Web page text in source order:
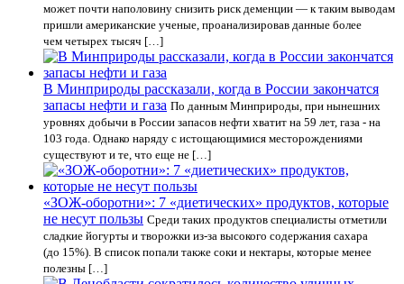
может почти наполовину снизить риск деменции — к таким выводам
пришли американские ученые, проанализировав данные более
чем четырех тысяч […]
В Минприроды рассказали, когда в России закончатся
запасы нефти и газа По данным Минприроды, при нынешних
уровнях добычи в России запасов нефти хватит на 59 лет, газа - на
103 года. Однако наряду с истощающимися месторождениями
существуют и те, что еще не […]
«ЗОЖ-оборотни»: 7 «диетических» продуктов, которые
не несут пользы Среди таких продуктов специалисты отметили
сладкие йогурты и творожки из-за высокого содержания сахара
(до 15%). В список попали также соки и нектары, которые менее
полезны […]